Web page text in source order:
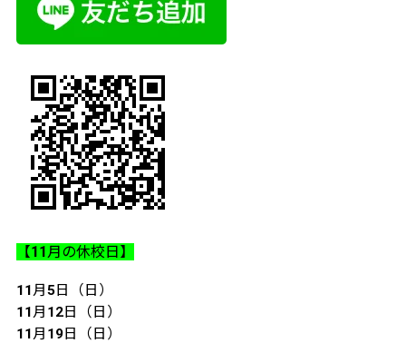
【11月の休校日】
11月5日（日）
11月12日（日）
11月19日（日）